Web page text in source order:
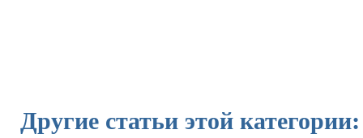
Другие статьи этой категории: